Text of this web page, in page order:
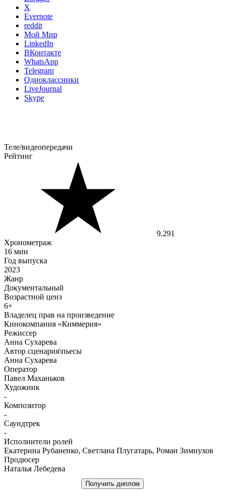
X
Evernote
reddit
Мой Мир
LinkedIn
ВКонтакте
WhatsApp
Telegram
Одноклассники
LiveJournal
Skype
Теле/видеопередачи
Рейтинг
9.291
Хронометраж
16 мин
Год выпуска
2023
Жанр
Документальный
Возрастной ценз
6+
Владелец прав на произведение
Кинокомпания «Киммерия»
Режиссер
Анна Сухарева
Автор сценария\пьесы
Анна Сухарева
Оператор
Павел Маханьков
Художник
-
Композитор
-
Саундтрек
-
Исполнители ролей
Екатерина Рубаненко, Светлана Плугатарь, Роман Зимнухов
Продюсер
Наталья Лебедева
Получить диплом